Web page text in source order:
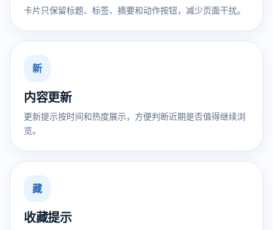
卡片只保留标题、标签、摘要和动作按钮，减少页面干扰。
新
内容更新
更新提示按时间和热度展示，方便判断近期是否值得继续浏
览。
藏
收藏提示